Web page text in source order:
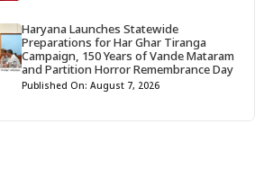
Haryana Launches Statewide
Preparations for Har Ghar Tiranga
Campaign, 150 Years of Vande Mataram
and Partition Horror Remembrance Day
Published On: August 7, 2026